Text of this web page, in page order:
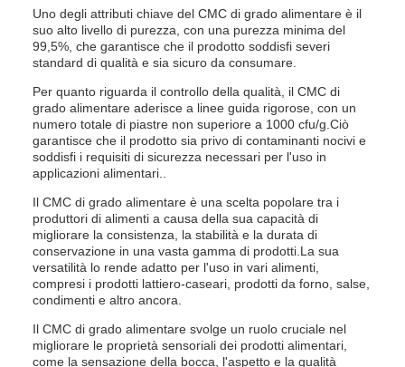
Uno degli attributi chiave del CMC di grado alimentare è il
suo alto livello di purezza, con una purezza minima del
99,5%, che garantisce che il prodotto soddisfi severi
standard di qualità e sia sicuro da consumare.
Per quanto riguarda il controllo della qualità, il CMC di
grado alimentare aderisce a linee guida rigorose, con un
numero totale di piastre non superiore a 1000 cfu/g.Ciò
garantisce che il prodotto sia privo di contaminanti nocivi e
soddisfi i requisiti di sicurezza necessari per l'uso in
applicazioni alimentari..
Il CMC di grado alimentare è una scelta popolare tra i
produttori di alimenti a causa della sua capacità di
migliorare la consistenza, la stabilità e la durata di
conservazione in una vasta gamma di prodotti.La sua
versatilità lo rende adatto per l'uso in vari alimenti,
compresi i prodotti lattiero-caseari, prodotti da forno, salse,
condimenti e altro ancora.
Il CMC di grado alimentare svolge un ruolo cruciale nel
migliorare le proprietà sensoriali dei prodotti alimentari,
come la sensazione della bocca, l'aspetto e la qualità